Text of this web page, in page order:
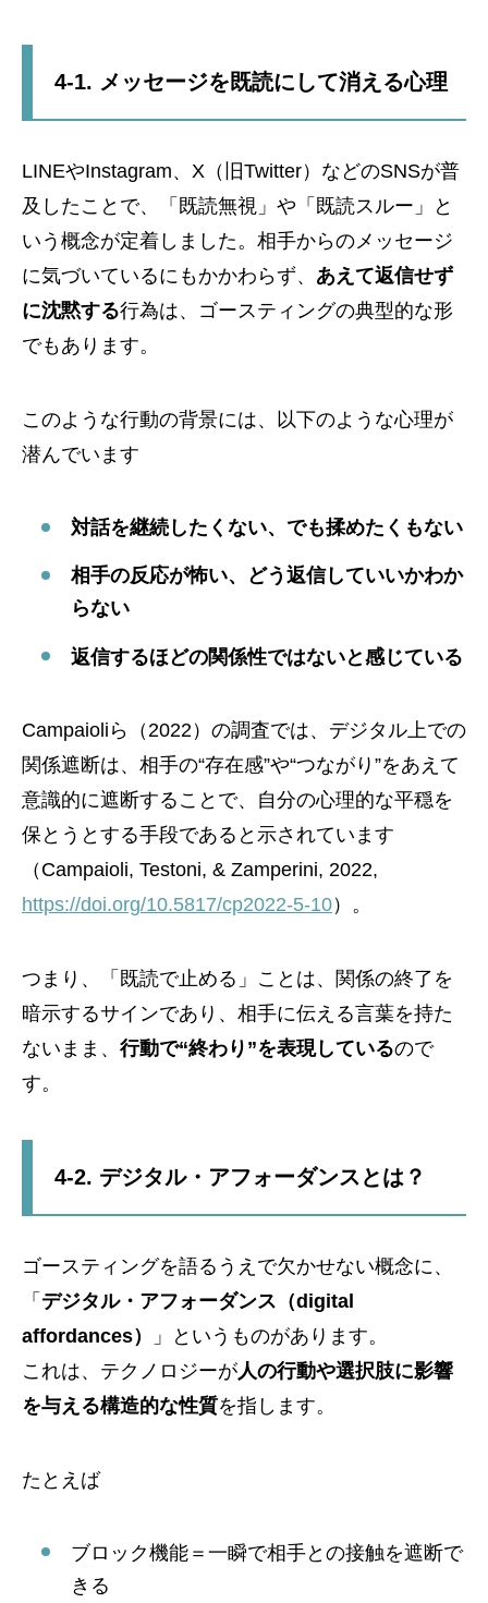
4-1. メッセージを既読にして消える心理
LINEやInstagram、X（旧Twitter）などのSNSが普
及したことで、「既読無視」や「既読スルー」と
いう概念が定着しました。相手からのメッセージ
に気づいているにもかかわらず、 あえて返信せず
に沈黙する行為は、ゴースティングの典型的な形
でもあります。
このような行動の背景には、以下のような心理が
潜んでいます
対話を継続したくない、でも揉めたくもない
相手の反応が怖い、どう返信していいかわか
らない
返信するほどの関係性ではないと感じている
Campaioliら（2022）の調査では、デジタル上での
関係遮断は、相手の“存在感”や“つながり”をあえて
意識的に遮断することで、自分の心理的な平穏を
保とうとする手段であると示されています
（Campaioli, Testoni, & Zamperini, 2022,
https://doi.org/10.5817/cp2022-5-10）。
つまり、「既読で止める」ことは、関係の終了を
暗示するサインであり、相手に伝える言葉を持た
ないまま、 行動で“終わり”を表現しているので
す。
4-2. デジタル・アフォーダンスとは？
ゴースティングを語るうえで欠かせない概念に、
「 デジタル・アフォーダンス（digital
affordances）
」というものがあります。
これは、テクノロジーが人の行動や選択肢に影響
を与える構造的な性質を指します。
たとえば
ブロック機能＝一瞬で相手との接触を遮断で
きる